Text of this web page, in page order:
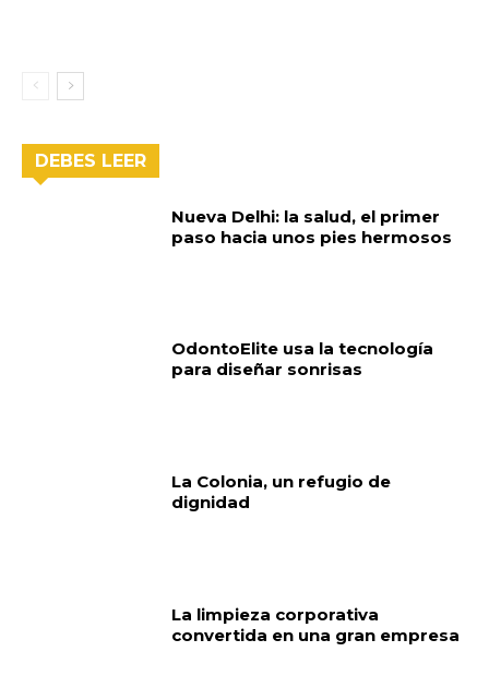
DEBES LEER
Nueva Delhi: la salud, el primer
paso hacia unos pies hermosos
OdontoElite usa la tecnología
para diseñar sonrisas
La Colonia, un refugio de
dignidad
La limpieza corporativa
convertida en una gran empresa